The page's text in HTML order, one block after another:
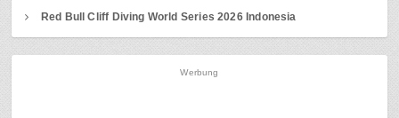
Red Bull Cliff Diving World Series 2026 Indonesia
Werbung